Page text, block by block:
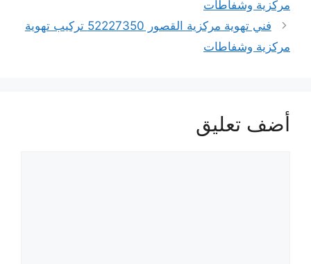
مركزية وشفاطات
فني تهوية مركزية القصور 52227350 تركيب تهوية
مركزية وشفاطات
أضف تعليق